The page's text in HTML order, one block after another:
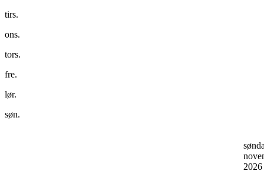
tirs.
ons.
tors.
fre.
lør.
søn.
2026